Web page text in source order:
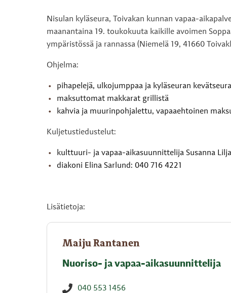
Nisulan kyläseura, Toivakan kunnan vapaa-
maanantaina 19. toukokuuta kaikille avoimen
ympäristössä ja rannassa (Niemelä 19, 41660
Ohjelma:
pihapelejä, ulkojumppaa ja kyläseuran
maksuttomat makkarat grillistä
kahvia ja muurinpohjalettu, vapaaehtoinen
Kuljetustiedustelut:
kulttuuri- ja vapaa-aikasuunnittelija Susanna
diakoni Elina Sarlund: 040 716 4221
Lisätietoja:
Maiju Rantanen
Nuoriso- ja vapaa-aikasuunnittelija
040 553 1456